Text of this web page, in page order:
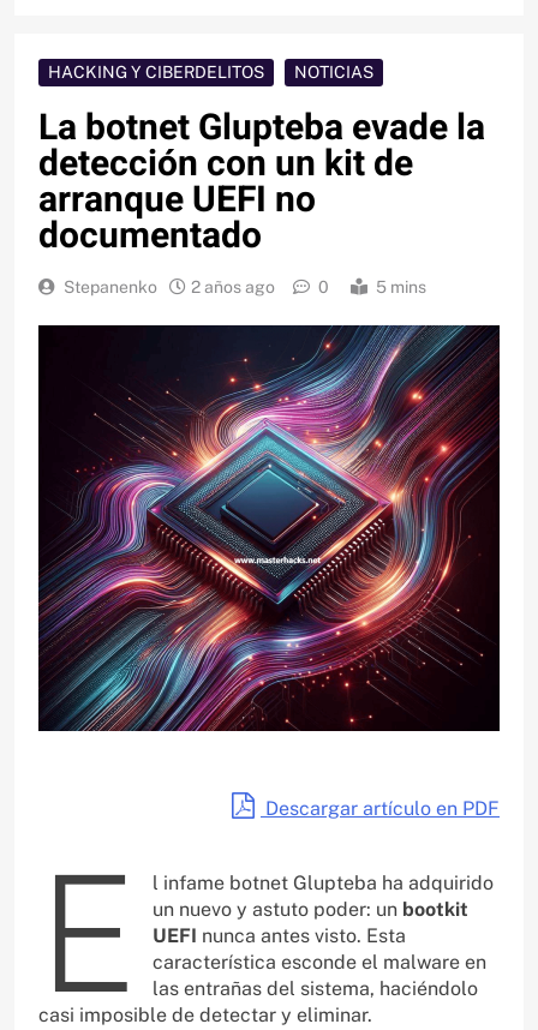
HACKING Y CIBERDELITOS NOTICIAS
La botnet Glupteba evade la
detección con un kit de
arranque UEFI no
documentado
Stepanenko 2 años ago 0 5 mins
Descargar artículo en PDF
E
l infame botnet Glupteba ha adquirido
un nuevo y astuto poder: un bootkit
UEFI nunca antes visto. Esta
característica esconde el malware en
las entrañas del sistema, haciéndolo
casi imposible de detectar y eliminar.